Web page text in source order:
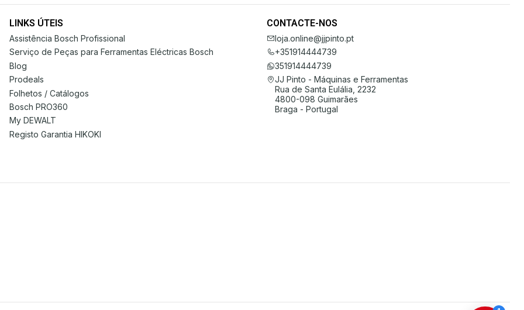
LINKS ÚTEIS
Assistência Bosch Profissional
Serviço de Peças para Ferramentas Eléctricas Bosch
Blog
Prodeals
Folhetos / Catálogos
Bosch PRO360
My DEWALT
Registo Garantia HIKOKI
CONTACTE-NOS
loja.online@jjpinto.pt
+351914444739
351914444739
JJ Pinto - Máquinas e Ferramentas
Rua de Santa Eulália, 2232
4800-098 Guimarães
Braga - Portugal